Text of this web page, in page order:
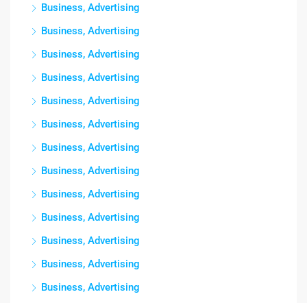
Business, Advertising
Business, Advertising
Business, Advertising
Business, Advertising
Business, Advertising
Business, Advertising
Business, Advertising
Business, Advertising
Business, Advertising
Business, Advertising
Business, Advertising
Business, Advertising
Business, Advertising